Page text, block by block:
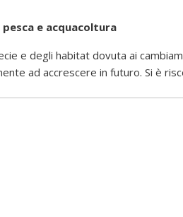
e acquacoltura
e degli habitat dovuta ai
ad accrescere in futuro. Si è